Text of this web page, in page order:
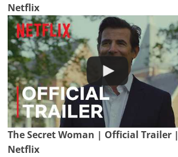
Netflix
The Secret Woman | Official Trailer |
Netflix